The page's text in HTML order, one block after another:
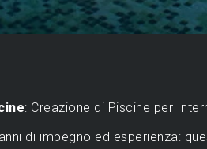
: Creazione di Piscine per
di impegno ed esperienza: